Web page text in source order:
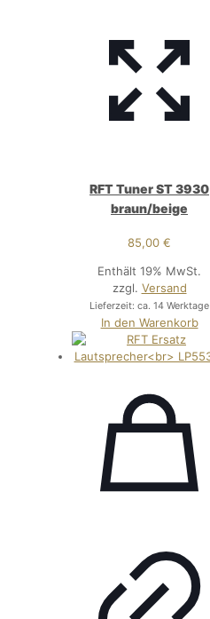
RFT Tuner ST 3930
braun/beige
85,00€
Enthält 19% MwSt.
zzgl. Versand
Lieferzeit: ca. 14 Werktage
In den Warenkorb